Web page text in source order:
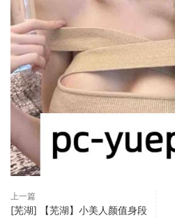
上一篇
[芜湖] 【芜湖】小美人颜值身段